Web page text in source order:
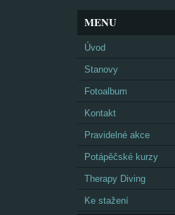
MENU
Úvod
Stanovy
Fotoalbum
Kontakt
Pravidelné akce
Potápěčské kurzy
Therapy Diving
Ke stažení